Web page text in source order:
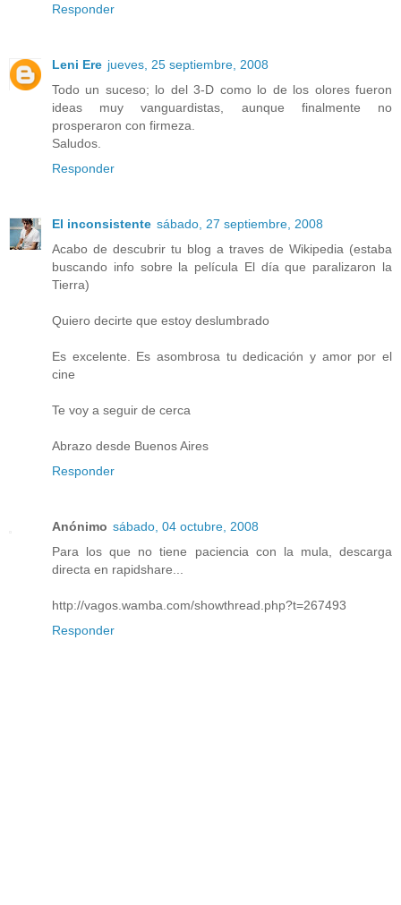
Responder
Leni Ere jueves, 25 septiembre, 2008
Todo un suceso; lo del 3-D como lo de los olores fueron
ideas muy vanguardistas, aunque finalmente no
prosperaron con firmeza.
Saludos.
Responder
El inconsistente sábado, 27 septiembre, 2008
Acabo de descubrir tu blog a traves de Wikipedia (estaba
buscando info sobre la película El día que paralizaron la
Tierra)
Quiero decirte que estoy deslumbrado
Es excelente. Es asombrosa tu dedicación y amor por el
cine
Te voy a seguir de cerca
Abrazo desde Buenos Aires
Responder
Anónimo sábado, 04 octubre, 2008
Para los que no tiene paciencia con la mula, descarga
directa en rapidshare...
http://vagos.wamba.com/showthread.php?t=267493
Responder